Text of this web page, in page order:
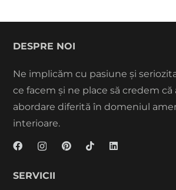
DESPRE NOI
Ne implicăm cu pasiune și
ce facem și ne place să credem că
abordare diferită în domeniul
interioare.
SERVICII